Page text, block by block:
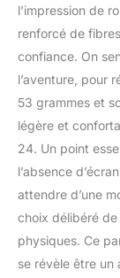
l’impression de
renforcé de
confiance. On
l’aventure, pour
53 grammes et
légère et
24. Un point
l’absence
attendre d’une
choix délibéré
physiques. Ce
se révèle être un